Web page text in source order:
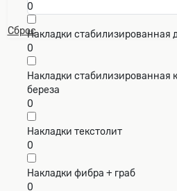
0
Накладки стабилизированная
0
Накладки стабилизированная
береза
0
Накладки текстолит
0
Накладки фибра + граб
0
Сброс